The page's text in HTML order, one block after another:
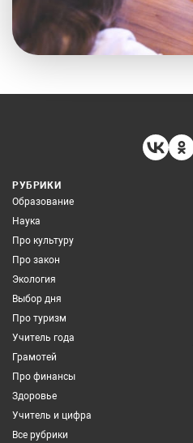
РУБРИКИ
Образование
Наука
Про культуру
Про закон
Экология
Выбор дня
Про туризм
Учитель года
Грамотей
Про финансы
Здоровье
Учитель и цифра
Все рубрики